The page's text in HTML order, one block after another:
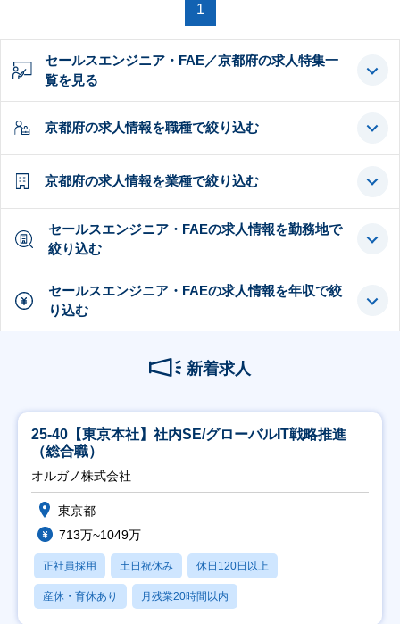
1
セールスエンジニア・FAE／京都府の求人特集一
覧を見る
京都府の求人情報を職種で絞り込む
京都府の求人情報を業種で絞り込む
セールスエンジニア・FAEの求人情報を勤務地で
絞り込む
セールスエンジニア・FAEの求人情報を年収で絞
り込む
新着求人
25-40【東京本社】社内SE/グローバルIT戦略推進
（総合職）
オルガノ株式会社
東京都
713万~1049万
正社員採用 土日祝休み 休日120日以上
産休・育休あり 月残業20時間以内